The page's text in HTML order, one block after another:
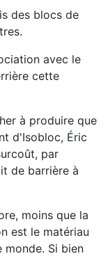
des blocs de
avec le
cette
à produire que
d'Isobloc, Éric
par
de barrière à
moins que la
est le matériau
Si bien